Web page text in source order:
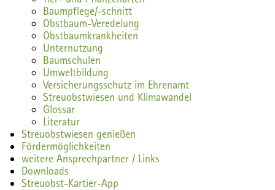
Baumpflege/-schnitt
Obstbaum-Veredelung
Obstbaumkrankheiten
Unternutzung
Baumschulen
Umweltbildung
Versicherungsschutz im Ehrenamt
Streuobstwiesen und Klimawandel
Glossar
Literatur
Streuobstwiesen genießen
Fördermöglichkeiten
weitere Ansprechpartner / Links
Downloads
Streuobst-Kartier-App